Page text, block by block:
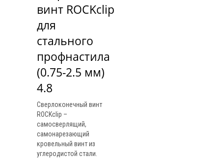
винт ROCKclip
для
стального
профнастила
(0.75-2.5 мм)
4.8
Сверлоконечный винт
ROCKclip –
самосверлящий,
самонарезающий
кровельный винт из
углеродистой стали.